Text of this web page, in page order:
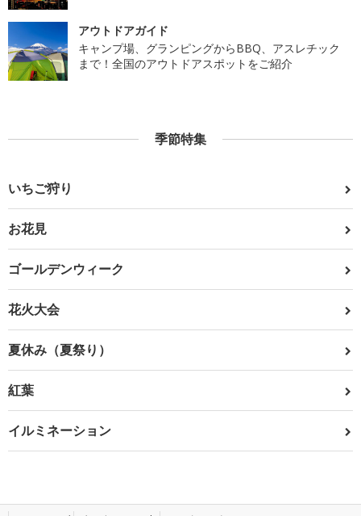
アウトドアガイド
キャンプ場、グランピングからBBQ、アスレチック
まで！全国のアウトドアスポットをご紹介
季節特集
いちご狩り
お花見
ゴールデンウィーク
花火大会
夏休み（夏祭り）
紅葉
イルミネーション